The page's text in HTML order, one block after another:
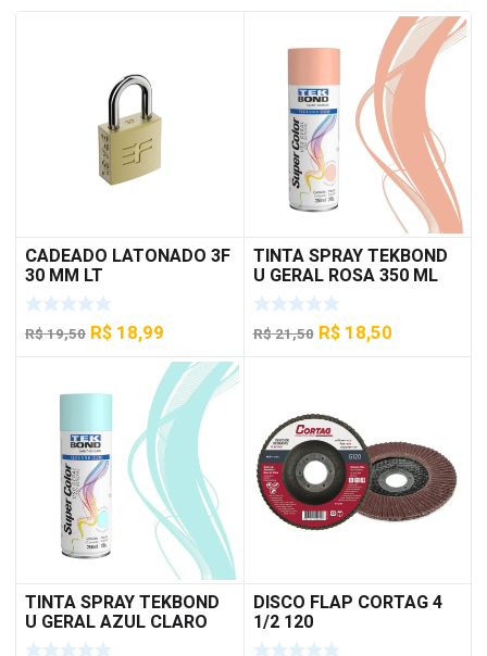
CADEADO LATONADO 3F
30 MM LT
R$19,50 O
R$ 19,50.
R$ 18,99
preço
atual
é:
R$ 18,99.
TINTA SPRAY TEKBOND
U GERAL ROSA 350 ML
R$21,50 O
era:
R$ 21,50.
R$18,50O
R$ 18,50.
TINTA SPRAY TEKBOND
U GERAL AZUL CLARO
350 ML
DISCO FLAP CORTAG 4
1/2 120